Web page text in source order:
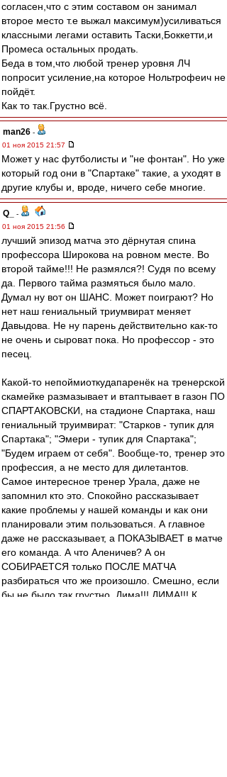
согласен,что с этим составом он занимал
второе место т.е выжал максимум)усиливаться
классными легами оставить Таски,Боккетти,и
Промеса остальных продать.
Беда в том,что любой тренер уровня ЛЧ
попросит усиление,на которое Нольтрофеич не
пойдёт.
Как то так.Грустно всё.
man26 -
01 ноя 2015 21:57
Может у нас футболисты и "не фонтан". Но уже
который год они в "Спартаке" такие, а уходят в
другие клубы и, вроде, ничего себе многие.
Q_
-
01 ноя 2015 21:56
лучший эпизод матча это дёрнутая спина
профессора Широкова на ровном месте. Во
второй тайме!!! Не размялся?! Судя по всему
да. Первого тайма размяться было мало.
Думал ну вот он ШАНС. Может поиграют? Но
нет наш гениальный триумвират меняет
Давыдова. Не ну парень действительно как-то
не очень и сыроват пока. Но профессор - это
песец.
Какой-то непоймиоткудапаренёк на тренерской
скамейке размазывает и втаптывает в газон ПО
СПАРТАКОВСКИ, на стадионе Спартака, наш
гениальный труимвират: "Старков - тупик для
Спартака"; "Эмери - тупик для Спартака";
"Будем играем от себя". Вообще-то, тренер это
профессия, а не место для дилетантов.
Самое интересное тренер Урала, даже не
запомнил кто это. Спокойно рассказывает
какие проблемы у нашей команды и как они
планировали этим пользоваться. А главное
даже не рассказывает, а ПОКАЗЫВАЕТ в матче
его команда. А что Аленичев? А он
СОБИРАЕТСЯ только ПОСЛЕ МАТЧА
разбираться что же произошло. Смешно, если
бы не было так грустно. Дима!!! ДИМА!!! К